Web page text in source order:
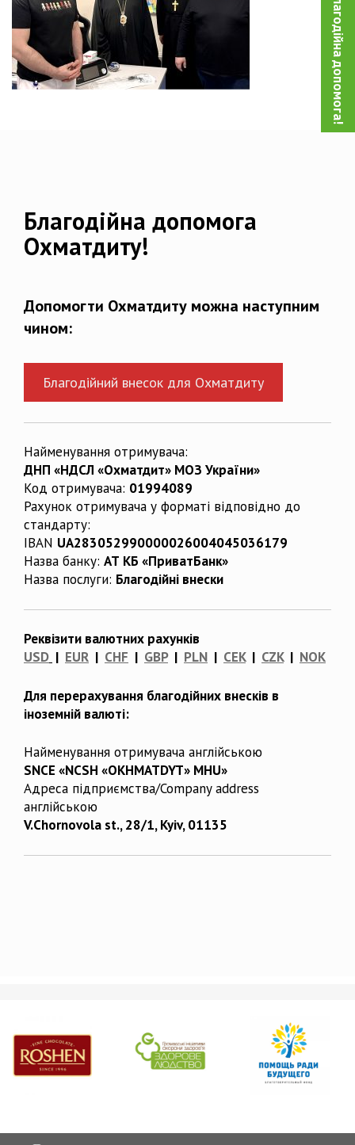
Благодійна допомога!
Благодійна допомога
Охматдиту!
Допомогти Охматдиту можна наступним
чином:
Благодійний внесок для Охматдиту
Найменування отримувача:
ДНП «НДСЛ «Охматдит» МОЗ України»
Код отримувача: 01994089
Рахунок отримувача у форматі відповідно до
стандарту:
IBAN UA283052990000026004045036179
Назва банку: АТ КБ «ПриватБанк»
Назва послуги: Благодійні внески
Реквізити валютних рахунків
USD | EUR | CHF | GBP| PLN | CEK| CZK| NOK
Для перерахування благодійних внесків в
іноземній валюті:
Найменування отримувача англійською
SNCE «NCSH «OKHMATDYT» MHU»
Адреса підприємства/Company address
англійською
V.Chornovola st., 28/1, Kyiv, 01135